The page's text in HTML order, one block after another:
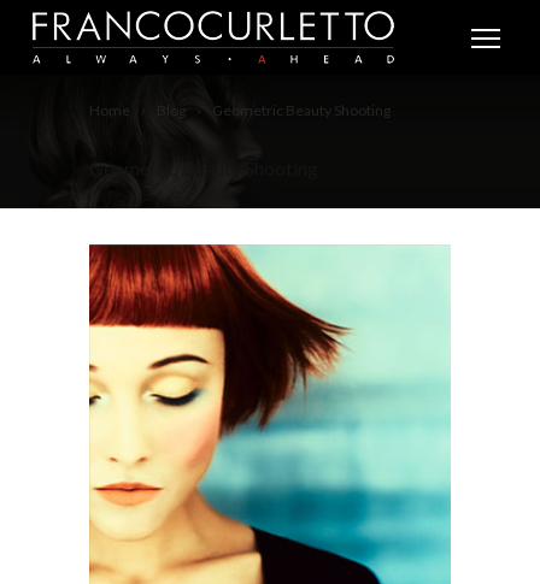
Home Blog Geometric Beauty Shooting
Geometric Beauty Shooting